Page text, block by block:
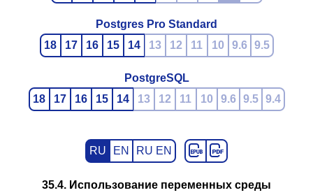
Postgres Pro Standard
18
17 16 15 14 13 12 11 10 9.6 9.5
PostgreSQL
18
17 16 15 14 13 12 11 10 9.6 9.5 9.4
RU EN RU EN
35.4. Использование переменных среды